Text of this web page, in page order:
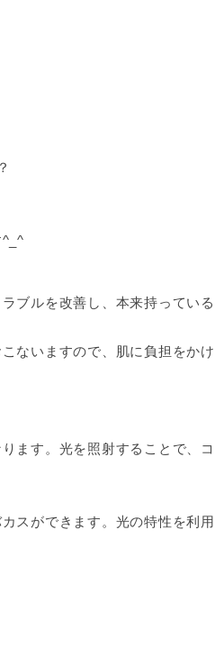
ルを改善し、本来持っている
ないますので、肌に負担をか
ます。光を照射することで、
スができます。光の特性を利